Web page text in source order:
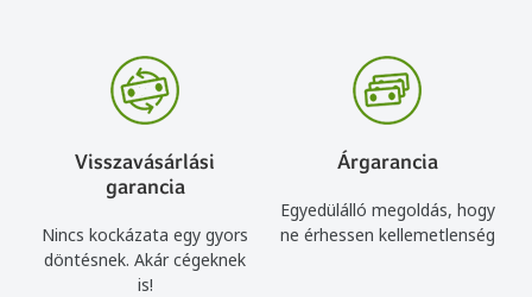
Visszavásárlási
garancia
Nincs kockázata egy gyors
döntésnek. Akár cégeknek
is!
Árgarancia
Egyedülálló megoldás, hogy
ne érhessen kellemetlenség